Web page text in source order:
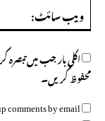
اگلی بار جب میں
محفوظ کریں۔
by email.